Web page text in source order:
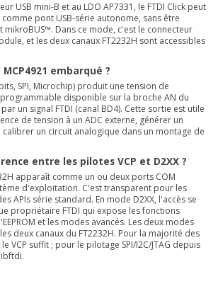
USB mini-B et au LDO AP7331, le FTDI Click peut
pont USB-série autonome, sans être
mikroBUS™. Dans ce mode, c'est le connecteur
et les deux canaux FT2232H sont accessibles
embarqué ?
SPI, Microchip) produit une tension de
disponible sur la broche AN du
un signal FTDI (canal BD4). Cette sortie est utile
de tension à un ADC externe, générer un
calibrer un circuit analogique dans un montage de
entre les pilotes VCP et D2XX ?
apparaît comme un ou deux ports COM
d'exploitation. C'est transparent pour les
APIs série standard. En mode D2XX, l'accès se
propriétaire FTDI qui expose les fonctions
et les modes avancés. Les deux modes
deux canaux du FT2232H. Pour la majorité des
VCP suffit ; pour le pilotage SPI/I2C/JTAG depuis